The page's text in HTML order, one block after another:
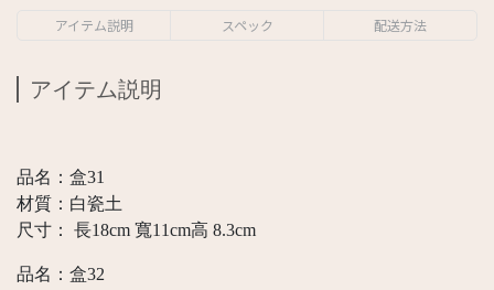
アイテム説明 スペック 配送方法
アイテム説明
品名：盒31
材質：白瓷土
尺寸： 長18cm 寬11cm高 8.3cm
品名：盒32